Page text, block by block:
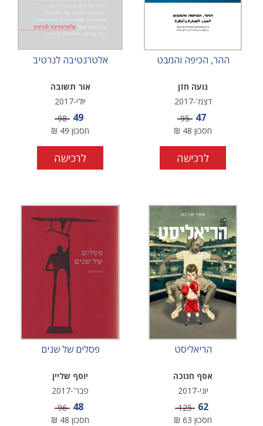
ההר, הכיפה והמבט
נועה חזן
דצמ'-2017
מחיר מבצע
47 מחיר
95
חסכון 48
₪
לרכישה
אלטרנטיבה לנרטיב
אור תשובה
יולי-2017
מחיר מבצע
49 מחיר
98
חסכון 49
₪
לרכישה
הריאליסט
אסף חנוכה
יוני-2017
מחיר מבצע
62 מחיר
125
חסכון 63
₪
פסלים של שנים
יוסף שליין
פבר'-2017
מחיר מבצע
48 מחיר
96
חסכון 48
₪